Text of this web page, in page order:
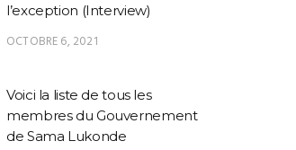
l’exception (Interview)
OCTOBRE 6, 2021
Voici la liste de tous les
membres du Gouvernement
de Sama Lukonde